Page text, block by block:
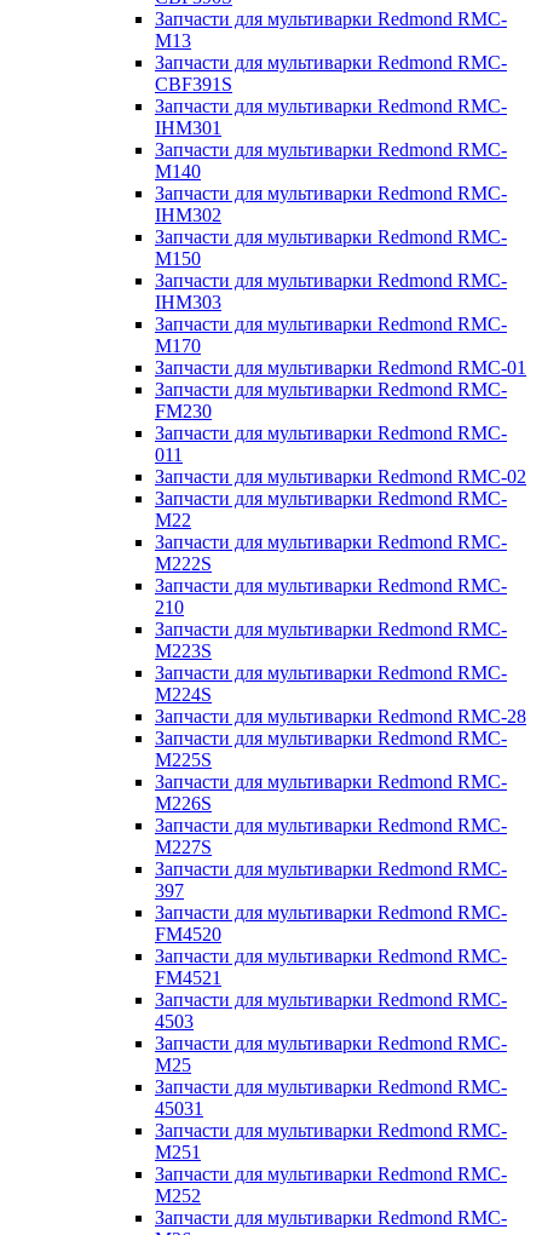
Запчасти для мультиварки Redmond RMC-
M13
Запчасти для мультиварки Redmond RMC-
CBF391S
Запчасти для мультиварки Redmond RMC-
IHM301
Запчасти для мультиварки Redmond RMC-
M140
Запчасти для мультиварки Redmond RMC-
IHM302
Запчасти для мультиварки Redmond RMC-
M150
Запчасти для мультиварки Redmond RMC-
IHM303
Запчасти для мультиварки Redmond RMC-
M170
Запчасти для мультиварки Redmond RMC-01
Запчасти для мультиварки Redmond RMC-
FM230
Запчасти для мультиварки Redmond RMC-
011
Запчасти для мультиварки Redmond RMC-02
Запчасти для мультиварки Redmond RMC-
M22
Запчасти для мультиварки Redmond RMC-
M222S
Запчасти для мультиварки Redmond RMC-
210
Запчасти для мультиварки Redmond RMC-
M223S
Запчасти для мультиварки Redmond RMC-
M224S
Запчасти для мультиварки Redmond RMC-28
Запчасти для мультиварки Redmond RMC-
M225S
Запчасти для мультиварки Redmond RMC-
M226S
Запчасти для мультиварки Redmond RMC-
M227S
Запчасти для мультиварки Redmond RMC-
397
Запчасти для мультиварки Redmond RMC-
FM4520
Запчасти для мультиварки Redmond RMC-
FM4521
Запчасти для мультиварки Redmond RMC-
4503
Запчасти для мультиварки Redmond RMC-
M25
Запчасти для мультиварки Redmond RMC-
45031
Запчасти для мультиварки Redmond RMC-
M251
Запчасти для мультиварки Redmond RMC-
M252
Запчасти для мультиварки Redmond RMC-